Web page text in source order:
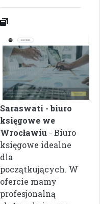
Saraswati - biuro
księgowe we
Wrocławiu - Biuro
księgowe idealne
dla
początkujących. W
ofercie mamy
profesjonalną